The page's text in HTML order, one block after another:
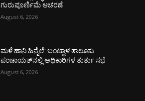
ಗುರುಪೂರ್ಣಿಮೆ ಆಚರಣೆ
August 6, 2026
ಮಳೆ ಹಾನಿ ಹಿನ್ನೆಲೆ: ಬಂಟ್ವಾಳ ತಾಲೂಕು
ಪಂಚಾಯತ್‌ನಲ್ಲಿ ಅಧಿಕಾರಿಗಳ ತುರ್ತು ಸಭೆ
August 6, 2026